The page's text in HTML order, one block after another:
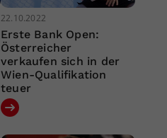
22.10.2022
Erste Bank Open:
Österreicher
verkaufen sich in der
Wien-Qualifikation
teuer